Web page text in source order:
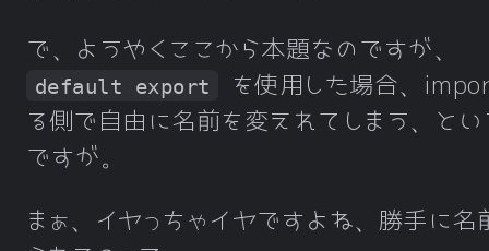
で、ようやくここから本題なのですが、
default export
を使用した場合、
る側で自由に名前を変えれてしまう、とい
ですが。
まぁ、イヤっちゃイヤですよね、勝手に名